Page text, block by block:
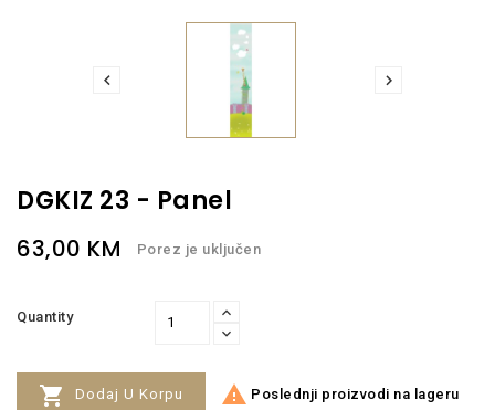
 
DGKIZ 23 - Panel
63,00 KM Porez je uključen
Quantity
 Dodaj U Korpu  Poslednji proizvodi na lageru